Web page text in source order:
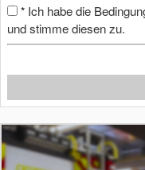
* Ich habe die
und stimme diesen zu.